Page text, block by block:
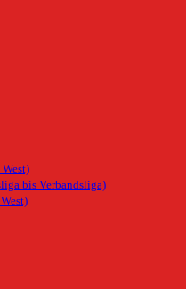
bis Verbandsliga)